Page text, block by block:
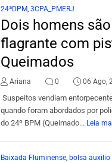
24ªDPM, 3CPA_PMERJ
Dois homens
flagrante com
Queimados
Ariana 0 06 Ago,
Suspeitos vendiam
quando foram abordados por
do 24º BPM (Queimado... Leia
Baixada Fluminense, bolsa auxilio